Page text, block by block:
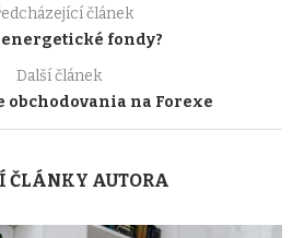
článek
energetické fondy?
Další článek
obchodovania na Forexe
ČLÁNKY AUTORA